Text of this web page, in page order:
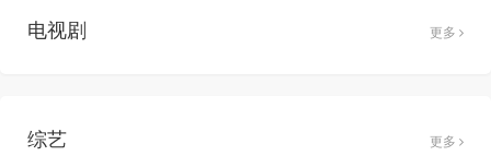
电视剧 更多
综艺 更多